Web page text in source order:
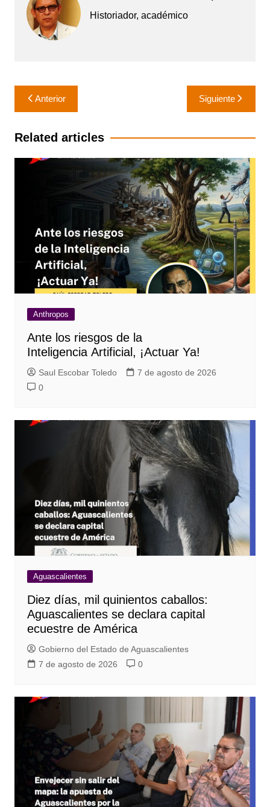
Historiador, académico
Navegación
de
entradas
Anterior Siguiente
Related articles
Anthropos
Ante los riesgos de la
Inteligencia Artificial, ¡Actuar Ya!
Saul Escobar Toledo
7 de agosto de 2026
0
Aguascalientes
Diez días, mil quinientos caballos:
Aguascalientes se declara capital
ecuestre de América
Gobierno del Estado de Aguascalientes
7 de agosto de 2026
0